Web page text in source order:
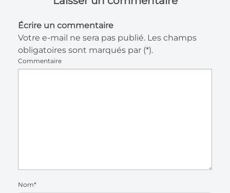
Écrire un commentaire
Votre e-mail ne sera pas publié. Les champs
obligatoires sont marqués par (*).
Commentaire
Nom*